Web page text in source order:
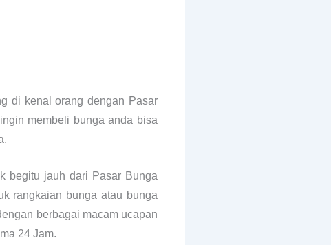
di kenal orang dengan Pasar
membeli bunga anda bisa
begitu jauh dari Pasar Bunga
rangkaian bunga atau bunga
berbagai macam ucapan
24 Jam.